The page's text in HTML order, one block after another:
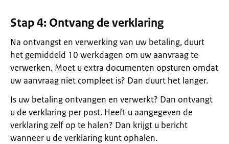
Stap 4: Ontvang de verklaring
Na ontvangst en verwerking van uw betaling, duurt
het gemiddeld 10 werkdagen om uw aanvraag te
verwerken. Moet u extra documenten opsturen omdat
uw aanvraag niet compleet is? Dan duurt het langer.
Is uw betaling ontvangen en verwerkt? Dan ontvangt
u de verklaring per post. Heeft u aangegeven de
verklaring zelf op te halen? Dan krijgt u bericht
wanneer u de verklaring kunt ophalen.